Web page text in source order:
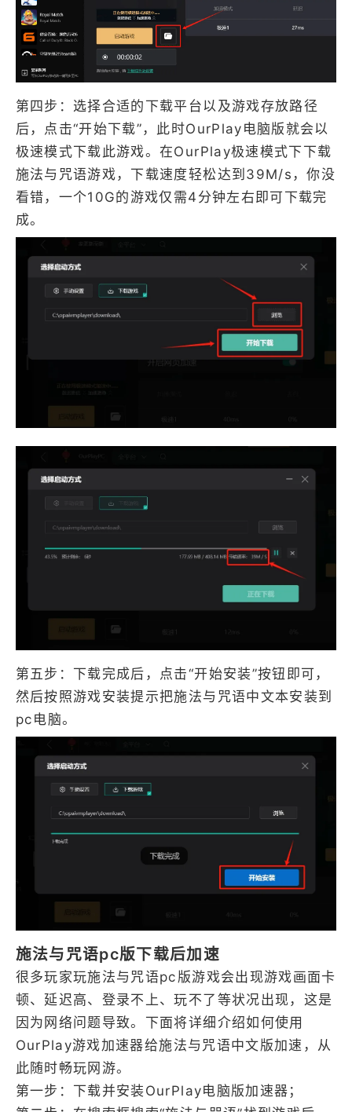
第四步：选择合适的下载平台以及游戏存放路径
后，点击“开始下载”，此时OurPlay电脑版就会以
极速模式下载此游戏。在OurPlay极速模式下下载
施法与咒语游戏，下载速度轻松达到39M/s，你没
看错，一个10G的游戏仅需4分钟左右即可下载完
成。
第五步：下载完成后，点击“开始安装”按钮即可，
然后按照游戏安装提示把施法与咒语中文本安装到
pc电脑。
施法与咒语pc版下载后加速
很多玩家玩施法与咒语pc版游戏会出现游戏画面卡
顿、延迟高、登录不上、玩不了等状况出现，这是
因为网络问题导致。下面将详细介绍如何使用
OurPlay游戏加速器给施法与咒语中文版加速，从
此随时畅玩网游。
第一步：下载并安装OurPlay电脑版加速器；